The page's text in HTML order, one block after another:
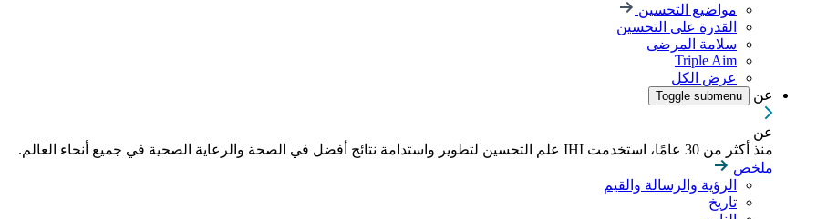
مواضيع التحسين
القدرة على التحسين
سلامة المرضى
Triple Aim
عرض الكل
عن
Toggle submenu
عن
منذ أكثر من 30 عامًا، استخدمت IHI علم التحسين لتطوير واستدامة نتائج أفضل في الصحة والرعاية الصحية في جميع أنحاء العالم.
ملخص
الرؤية والرسالة والقيم
تاريخ